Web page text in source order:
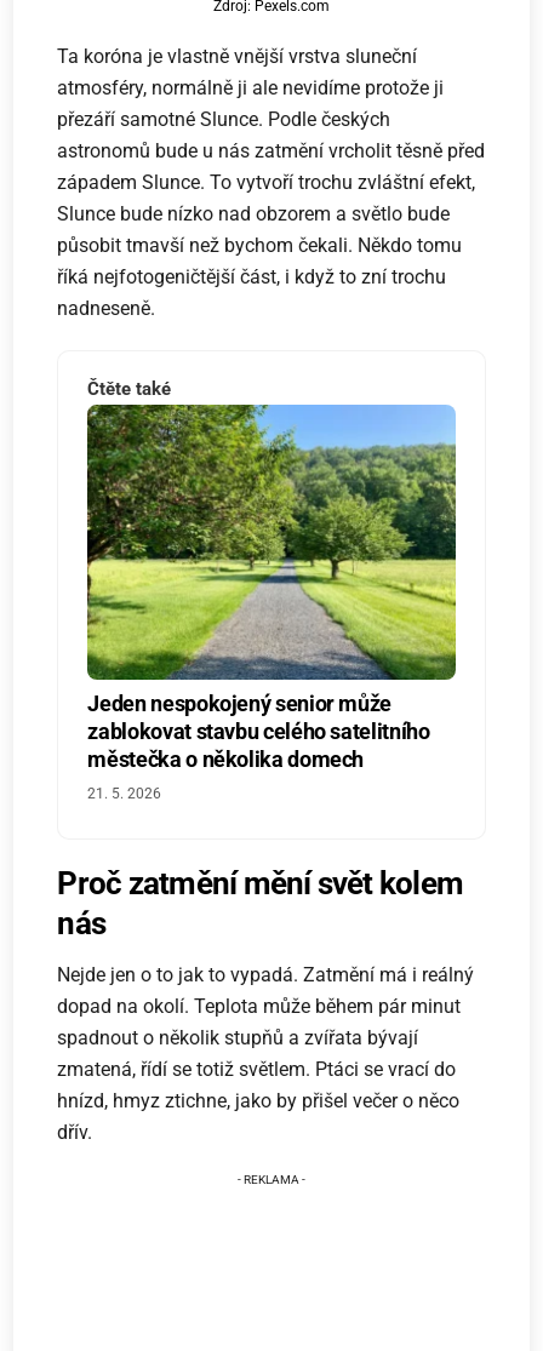
Zdroj: Pexels.com
Ta koróna je vlastně vnější vrstva sluneční
atmosféry, normálně ji ale nevidíme protože ji
přezáří samotné Slunce. Podle českých
astronomů bude u nás zatmění vrcholit těsně před
západem Slunce. To vytvoří trochu zvláštní efekt,
Slunce bude nízko nad obzorem a světlo bude
působit tmavší než bychom čekali. Někdo tomu
říká nejfotogeničtější část, i když to zní trochu
nadneseně.
Čtěte také
Jeden nespokojený senior může
zablokovat stavbu celého satelitního
městečka o několika domech
21. 5. 2026
Proč zatmění mění svět kolem
nás
Nejde jen o to jak to vypadá. Zatmění má i reálný
dopad na okolí. Teplota může během pár minut
spadnout o několik stupňů a zvířata bývají
zmatená, řídí se totiž světlem. Ptáci se vrací do
hnízd, hmyz ztichne, jako by přišel večer o něco
dřív.